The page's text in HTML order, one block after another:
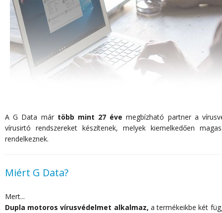
A G Data már több mint 27 éve megbízható partner a
vírusirtó rendszereket készítenek, melyek kiemelkedően
rendelkeznek.
Miért G Data?
Mert...
Dupla motoros vírusvédelmet alkalmaz, a termékeikbe két